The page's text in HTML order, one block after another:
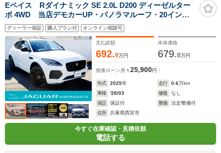
Eペイス Rダイナミック SE 2.0L D200 ディーゼルター
ボ 4WD 当店デモカーUP・パノラマルーフ・20インチ
アルミホイール・クリアサイトインテリアビューミラー
ディーラー保証 購入プラン付 オンライン相談可
支払総額
692.9万円
本体価格
679.8万円
残価ローン 月々25,900円
年式 2025年 走行 0.6万km
車検
'28/03 修復
なし
保証
保証付 整備
法定整備付
住所
兵庫県西宮市
今すぐ在庫確認・見積依頼
電話する